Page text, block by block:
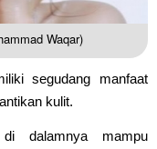
Waqar)
segudang manfaat
kulit.
dalamnya mampu